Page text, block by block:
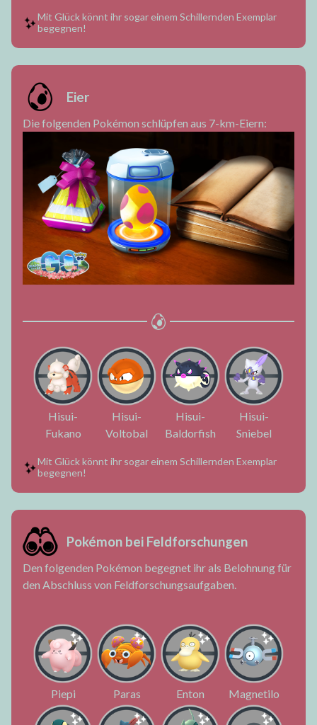
Mit Glück könnt ihr sogar einem Schillernden Exemplar
begegnen!
Eier
Die folgenden Pokémon schlüpfen aus 7-km-Eiern:
Hisui-
Fukano
Hisui-
Voltobal
Hisui-
Baldorfish
Hisui-
Sniebel
Mit Glück könnt ihr sogar einem Schillernden Exemplar
begegnen!
Pokémon bei Feldforschungen
Den folgenden Pokémon begegnet ihr als Belohnung für
den Abschluss von Feldforschungsaufgaben.
Piepi Paras Enton Magnetilo